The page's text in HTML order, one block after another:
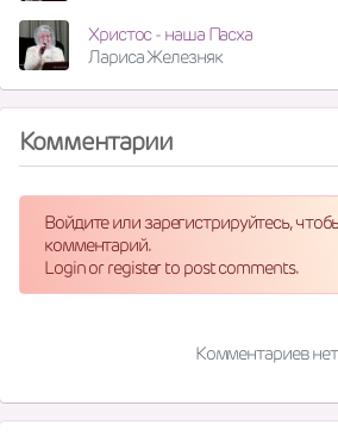
Христос - наша Пасха
Лариса Железняк
Комментарии
Войдите или зарегистрируйтесь,
комментарий.
Login or register to post comments.
Комментариев нет